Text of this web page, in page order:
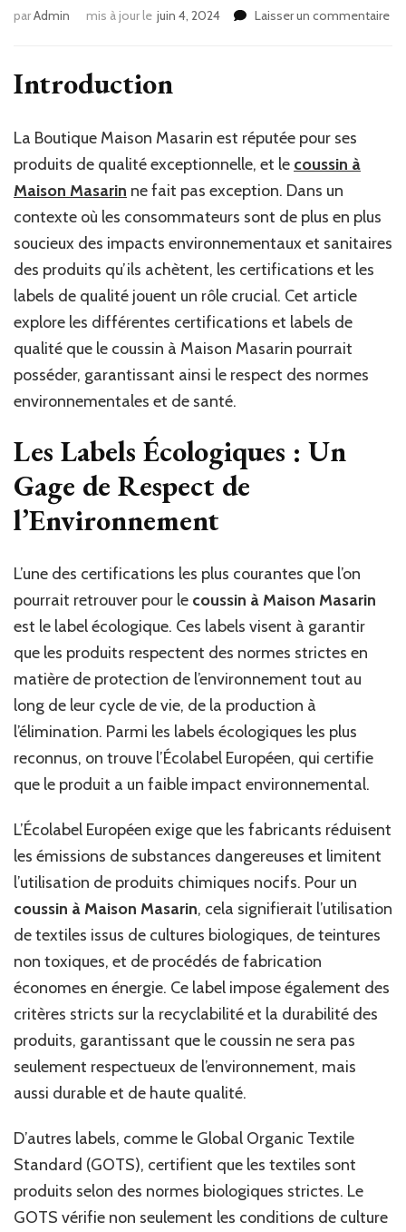
parAdmin mis à jour le juin 4, 2024 Laisser un commentairesur
le
Introduction
La Boutique Maison Masarin est réputée pour ses
produits de qualité exceptionnelle, et le coussin à
Maison Masarin ne fait pas exception. Dans un
contexte où les consommateurs sont de plus en plus
soucieux des impacts environnementaux et sanitaires
des produits qu’ils achètent, les certifications et les
labels de qualité jouent un rôle crucial. Cet article
explore les différentes certifications et labels de
qualité que le coussin à Maison Masarin pourrait
posséder, garantissant ainsi le respect des normes
environnementales et de santé.
Les Labels Écologiques : Un
Gage de Respect de
l’Environnement
L’une des certifications les plus courantes que l’on
pourrait retrouver pour le coussin à Maison Masarin
est le label écologique. Ces labels visent à garantir
que les produits respectent des normes strictes en
matière de protection de l’environnement tout au
long de leur cycle de vie, de la production à
l’élimination. Parmi les labels écologiques les plus
reconnus, on trouve l’Écolabel Européen, qui certifie
que le produit a un faible impact environnemental.
L’Écolabel Européen exige que les fabricants réduisent
les émissions de substances dangereuses et limitent
l’utilisation de produits chimiques nocifs. Pour un
coussin à Maison Masarin, cela signifierait l’utilisation
de textiles issus de cultures biologiques, de teintures
non toxiques, et de procédés de fabrication
économes en énergie. Ce label impose également des
critères stricts sur la recyclabilité et la durabilité des
produits, garantissant que le coussin ne sera pas
seulement respectueux de l’environnement, mais
aussi durable et de haute qualité.
D’autres labels, comme le Global Organic Textile
Standard (GOTS), certifient que les textiles sont
produits selon des normes biologiques strictes. Le
GOTS vérifie non seulement les conditions de culture